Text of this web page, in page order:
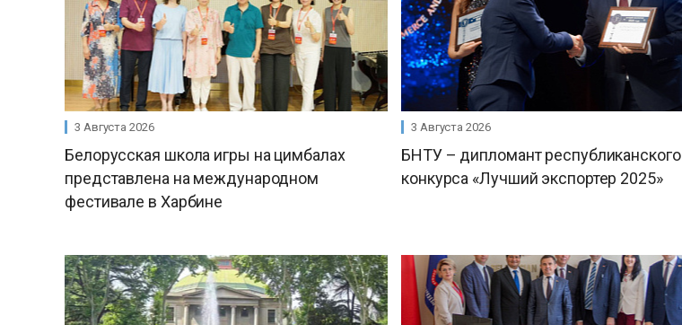
3 Августа 2026
Белорусская школа игры на цимбалах
представлена на международном
фестивале в Харбине
3 Августа 2026
БНТУ – дипломант республиканского
конкурса «Лучший экспортер 2025»